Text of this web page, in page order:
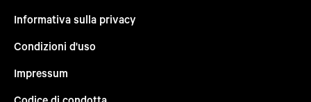
Informativa sulla privacy
Condizioni d'uso
Impressum